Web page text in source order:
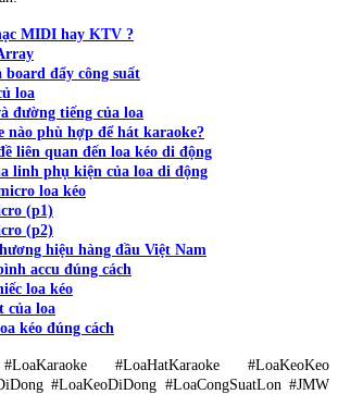
MIDI hay KTV ?
đẩy công suất
loa
đường tiếng của loa
nào phù hợp để hát karaoke?
liên quan đến loa kéo di động
linh phụ kiện của loa di động
loa kéo
(p1)
(p2)
hiệu hàng đầu Việt Nam
accu đúng cách
loa kéo
của loa
kéo đúng cách
#LoaHatKaraoke #LoaKeoKeo
#LoaKeoDiDong #LoaCongSuatLon #JMW